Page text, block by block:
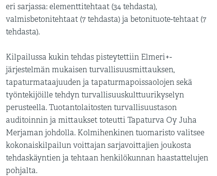
eri sarjassa: elementtitehtaat (34 tehdasta),
valmisbetonitehtaat (7 tehdasta) ja betonituote-tehtaat (7
tehdasta).
Kilpailussa kukin tehdas pisteytettiin Elmeri+-
järjestelmän mukaisen turvallisuusmittauksen,
tapaturmataajuuden ja tapaturmapoissaolojen sekä
työntekijöille tehdyn turvallisuuskulttuurikyselyn
perusteella. Tuotantolaitosten turvallisuustason
auditoinnin ja mittaukset toteutti Tapaturva Oy Juha
Merjaman johdolla. Kolmihenkinen tuomaristo valitsee
kokonaiskilpailun voittajan sarjavoittajien joukosta
tehdaskäyntien ja tehtaan henkilökunnan haastattelujen
pohjalta.